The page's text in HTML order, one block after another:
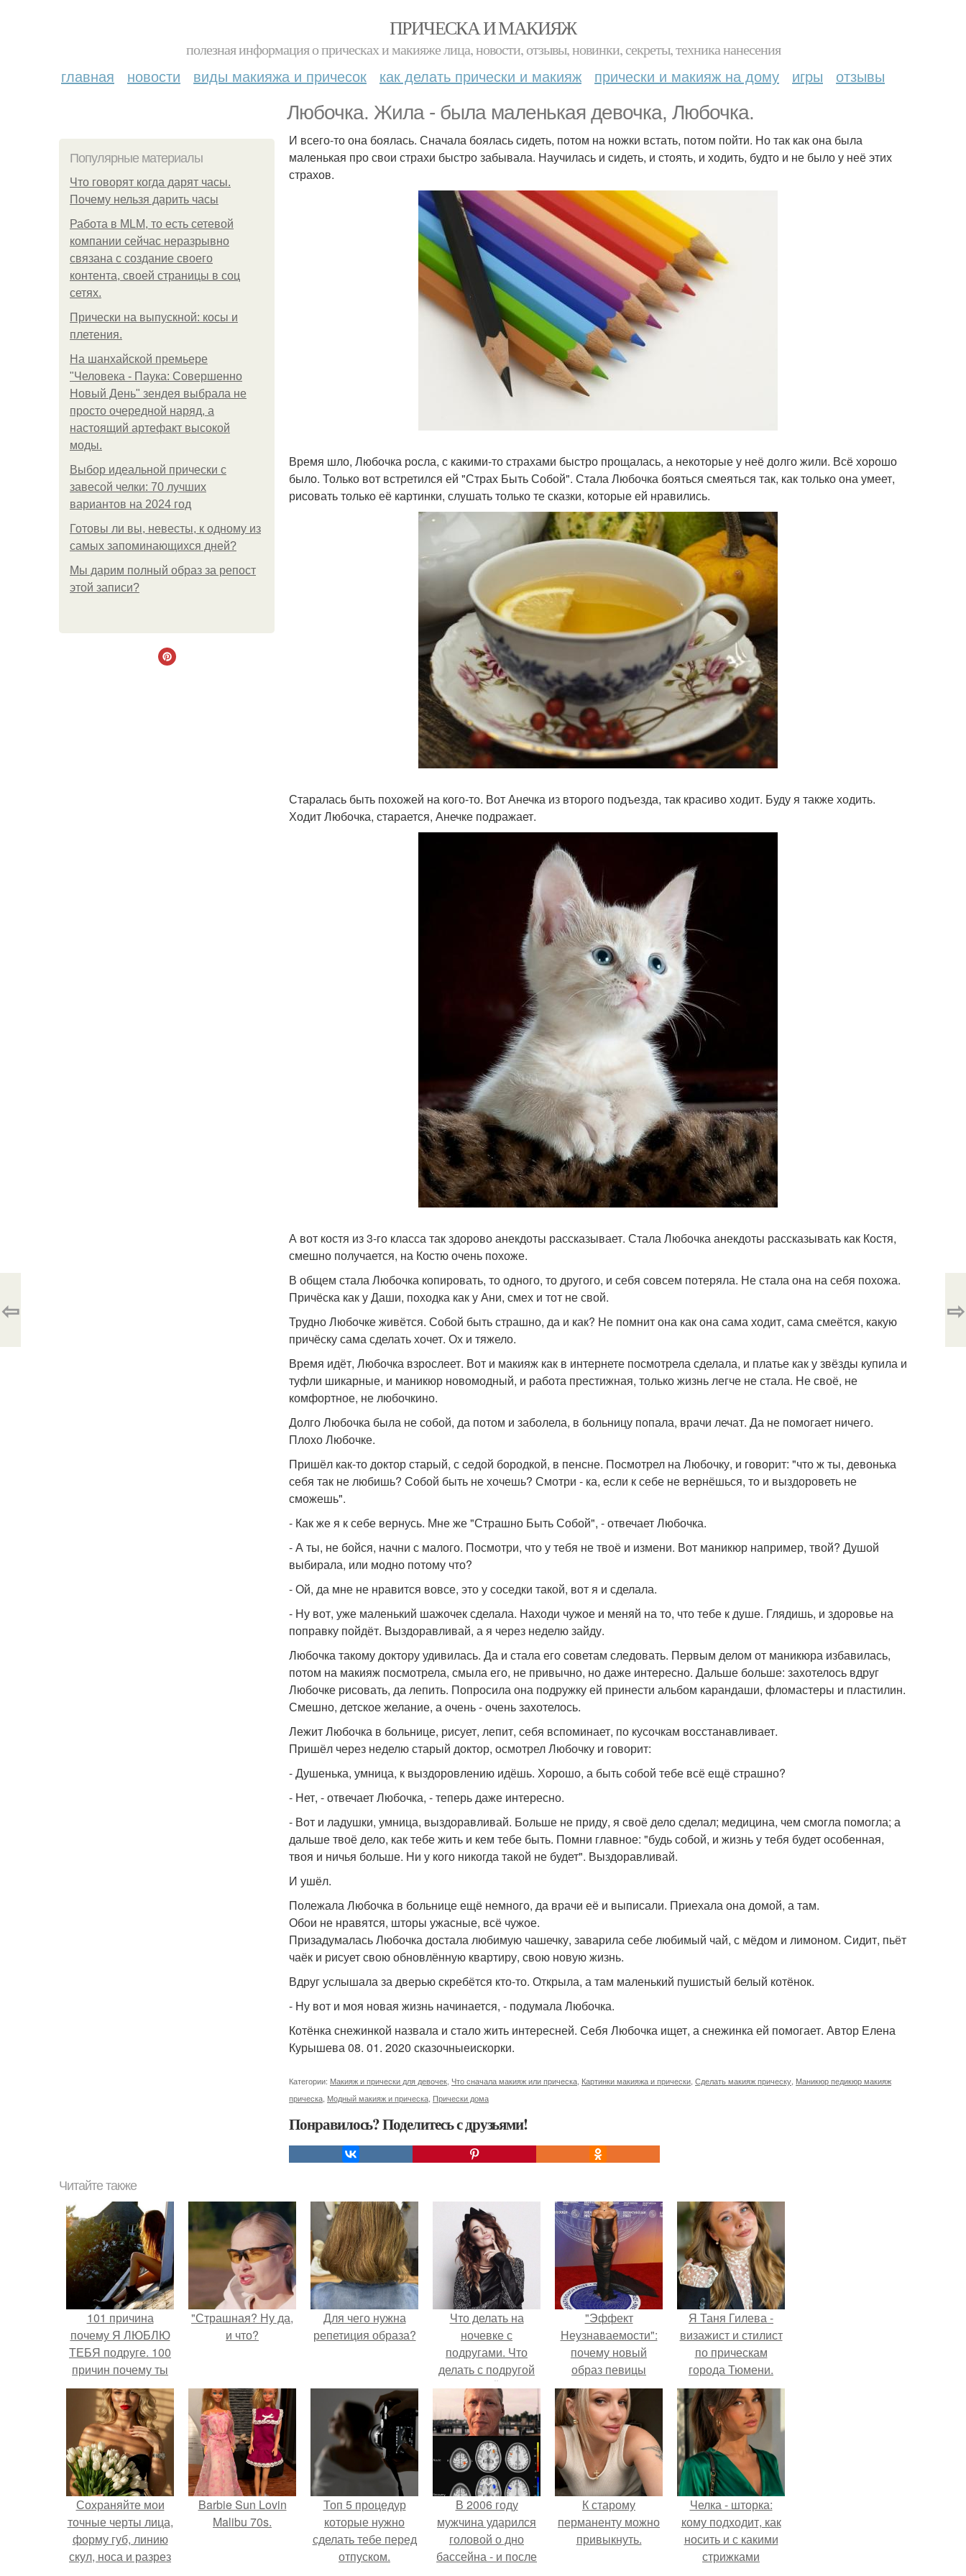
ПРИЧЕСКА И МАКИЯЖ
полезная информация о прическах и макияже лица, новости, отзывы, новинки, секреты, техника нанесения
главная новости виды макияжа и причесок как делать прически и макияж прически и макияж на дому игры отзывы
Любочка. Жила - была маленькая девочка, Любочка.
Популярные материалы
Что говорят когда дарят часы.
Почему нельзя дарить часы
Работа в MLM, то есть сетевой
компании сейчас неразрывно
связана с создание своего
контента, своей страницы в соц
сетях.
Прически на выпускной: косы и
плетения.
На шанхайской премьере
"Человека - Паука: Совершенно
Новый День" зендея выбрала не
просто очередной наряд, а
настоящий артефакт высокой
моды.
Выбор идеальной прически с
завесой челки: 70 лучших
вариантов на 2024 год
Готовы ли вы, невесты, к одному из
самых запоминающихся дней?
Мы дарим полный образ за репост
этой записи?
И всего-то она боялась. Сначала боялась сидеть, потом на ножки встать, потом пойти. Но так как она была
маленькая про свои страхи быстро забывала. Научилась и сидеть, и стоять, и ходить, будто и не было у неё этих
страхов.
Время шло, Любочка росла, с какими-то страхами быстро прощалась, а некоторые у неё долго жили. Всё хорошо
было. Только вот встретился ей "Страх Быть Собой". Стала Любочка бояться смеяться так, как только она умеет,
рисовать только её картинки, слушать только те сказки, которые ей нравились.
Старалась быть похожей на кого-то. Вот Анечка из второго подъезда, так красиво ходит. Буду я также ходить.
Ходит Любочка, старается, Анечке подражает.
А вот костя из 3-го класса так здорово анекдоты рассказывает. Стала Любочка анекдоты рассказывать как Костя,
смешно получается, на Костю очень похоже.
В общем стала Любочка копировать, то одного, то другого, и себя совсем потеряла. Не стала она на себя похожа.
Причёска как у Даши, походка как у Ани, смех и тот не свой.
Трудно Любочке живётся. Собой быть страшно, да и как? Не помнит она как она сама ходит, сама смеётся, какую
причёску сама сделать хочет. Ох и тяжело.
Время идёт, Любочка взрослеет. Вот и макияж как в интернете посмотрела сделала, и платье как у звёзды купила и
туфли шикарные, и маникюр новомодный, и работа престижная, только жизнь легче не стала. Не своё, не
комфортное, не любочкино.
Долго Любочка была не собой, да потом и заболела, в больницу попала, врачи лечат. Да не помогает ничего.
Плохо Любочке.
Пришёл как-то доктор старый, с седой бородкой, в пенсне. Посмотрел на Любочку, и говорит: "что ж ты, девонька
себя так не любишь? Собой быть не хочешь? Смотри - ка, если к себе не вернёшься, то и выздороветь не
сможешь".
- Как же я к себе вернусь. Мне же "Страшно Быть Собой", - отвечает Любочка.
- А ты, не бойся, начни с малого. Посмотри, что у тебя не твоё и измени. Вот маникюр например, твой? Душой
выбирала, или модно потому что?
- Ой, да мне не нравится вовсе, это у соседки такой, вот я и сделала.
- Ну вот, уже маленький шажочек сделала. Находи чужое и меняй на то, что тебе к душе. Глядишь, и здоровье на
поправку пойдёт. Выздоравливай, а я через неделю зайду.
Любочка такому доктору удивилась. Да и стала его советам следовать. Первым делом от маникюра избавилась,
потом на макияж посмотрела, смыла его, не привычно, но даже интересно. Дальше больше: захотелось вдруг
Любочке рисовать, да лепить. Попросила она подружку ей принести альбом карандаши, фломастеры и пластилин.
Смешно, детское желание, а очень - очень захотелось.
Лежит Любочка в больнице, рисует, лепит, себя вспоминает, по кусочкам восстанавливает.
Пришёл через неделю старый доктор, осмотрел Любочку и говорит:
- Душенька, умница, к выздоровлению идёшь. Хорошо, а быть собой тебе всё ещё страшно?
- Нет, - отвечает Любочка, - теперь даже интересно.
- Вот и ладушки, умница, выздоравливай. Больше не приду, я своё дело сделал; медицина, чем смогла помогла; а
дальше твоё дело, как тебе жить и кем тебе быть. Помни главное: "будь собой, и жизнь у тебя будет особенная,
твоя и ничья больше. Ни у кого никогда такой не будет". Выздоравливай.
И ушёл.
Полежала Любочка в больнице ещё немного, да врачи её и выписали. Приехала она домой, а там.
Обои не нравятся, шторы ужасные, всё чужое.
Призадумалась Любочка достала любимую чашечку, заварила себе любимый чай, с мёдом и лимоном. Сидит, пьёт
чаёк и рисует свою обновлённую квартиру, свою новую жизнь.
Вдруг услышала за дверью скребётся кто-то. Открыла, а там маленький пушистый белый котёнок.
- Ну вот и моя новая жизнь начинается, - подумала Любочка.
Котёнка снежинкой назвала и стало жить интересней. Себя Любочка ищет, а снежинка ей помогает. Автор Елена
Курышева 08. 01. 2020 сказочныеискорки.
Категории: Макияж и прически для девочек Что сначала макияж или прическа Картинки макияжа и прически Сделать макияж прическу Маникюр педикюр макияж
прическа Модный макияж и прическа Прически дома
Понравилось? Поделитесь с друзьями!
⇦ ⇨
Читайте также
101 причина
почему Я ЛЮБЛЮ
ТЕБЯ подруге. 100
причин почему ты
моя лучшая
подруга.
"Страшная? Ну да,
и что?
Для чего нужна
репетиция образа?
Что делать на
ночевке с
подругами. Что
делать с подругой
на НОЧЁВКЕ
"Эффект
Неузнаваемости":
почему новый
образ певицы
вызвал споры о
гранях
возможного?
Я Таня Гилева -
визажист и стилист
по прическам
города Тюмени.
Сохраняйте мои
точные черты лица,
форму губ, линию
скул, носа и разрез
Barbie Sun Lovin
Malibu 70s.
Топ 5 процедур
которые нужно
сделать тебе перед
отпуском.
В 2006 году
мужчина ударился
головой о дно
бассейна - и после
К старому
перманенту можно
привыкнуть.
Челка - шторка:
кому подходит, как
носить и с какими
стрижками